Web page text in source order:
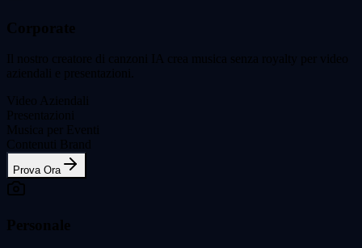
Corporate
Il nostro creatore di canzoni IA crea musica senza royalty per video
aziendali e presentazioni.
Video Aziendali
Presentazioni
Musica per Eventi
Contenuti Brand
Prova Ora
Personale